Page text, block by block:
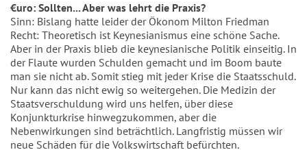
€uro: Sollten... Aber was lehrt die Praxis?
Sinn: Bislang hatte leider der Ökonom Milton Friedman
Recht: Theoretisch ist Keynesianismus eine schöne Sache.
Aber in der Praxis blieb die keynesianische Politik einseitig. In
der Flaute wurden Schulden gemacht und im Boom baute
man sie nicht ab. Somit stieg mit jeder Krise die Staatsschuld.
Nur kann das nicht ewig so weitergehen. Die Medizin der
Staatsverschuldung wird uns helfen, über diese
Konjunkturkrise hinwegzukommen, aber die
Nebenwirkungen sind beträchtlich. Langfristig müssen wir
neue Schäden für die Volkswirtschaft befürchten.